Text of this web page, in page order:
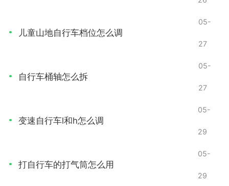
以在购买时进行试骑，以找到最舒适的骑行姿势。
除了功能性，外观设计也不可忽视。一辆造型独
特、颜色鲜艳的自行车，会让你骑行时更加吸引眼球。
可以考虑添加一些个性化的配件，如车灯、护膝、骑行
手套等，让自己的骑行风格更加独特。
正确的骑行姿势和技巧能让你骑得更加轻松自如，
儿童山地自行车档位怎么调
05-
27
自行车桶轴怎么拆
05-
27
变速自行车l和h怎么调
05-
29
打自行车的打气筒怎么用
05-
29